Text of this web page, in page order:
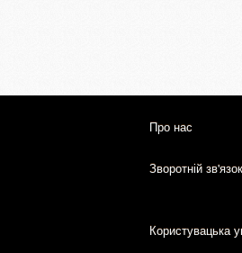
Про нас
Зворотній зв'язок
Користувацька